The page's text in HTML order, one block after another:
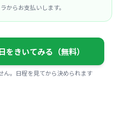
からお支払いします。
をきいてみる（無料）
ん。日程を見てから決められます